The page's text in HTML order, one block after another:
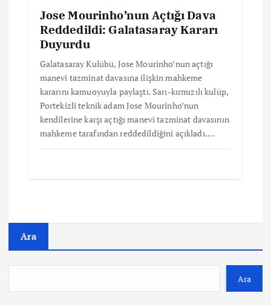
Jose Mourinho’nun Açtığı Dava
Reddedildi: Galatasaray Kararı
Duyurdu
Galatasaray Kulübü, Jose Mourinho’nun açtığı
manevi tazminat davasına ilişkin mahkeme
kararını kamuoyuyla paylaştı. Sarı-kırmızılı kulüp,
Portekizli teknik adam Jose Mourinho’nun
kendilerine karşı açtığı manevi tazminat davasının
mahkeme tarafından reddedildiğini açıkladı.…
Ara
Ara